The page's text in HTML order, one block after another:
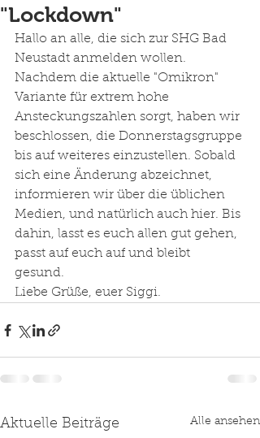
"Lockdown"
Hallo an alle, die sich zur SHG Bad
Neustadt anmelden wollen.
Nachdem die aktuelle "Omikron"
Variante für extrem hohe
Ansteckungszahlen sorgt, haben wir
beschlossen, die Donnerstagsgruppe
bis auf weiteres einzustellen. Sobald
sich eine Änderung abzeichnet,
informieren wir über die üblichen
Medien, und natürlich auch hier. Bis
dahin, lasst es euch allen gut gehen,
passt auf euch auf und bleibt
gesund.
Liebe Grüße, euer Siggi.
Aktuelle Beiträge Alle ansehen